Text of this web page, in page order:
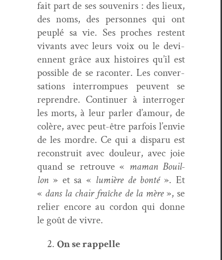
fait part de ses sou­venirs : des lieux,
des noms, des per­son­nes qui ont
peu­plé sa vie. Ses proches restent
vivants avec leurs voix ou le devi­
en­nent grâce aux his­toires qu’il est
pos­si­ble de se racon­ter. Les con­ver­
sa­tions inter­rompues peu­vent se
repren­dre. Con­tin­uer à inter­roger
les morts, à leur par­ler d’amour, de
colère, avec peut-être par­fois l’envie
de les mor­dre. Ce qui a dis­paru est
recon­stru­it avec douleur, avec joie
quand se retrou­ve « maman Bouil­
lon» et sa « lumière de bon­té». Et
« dans la chair fraîche de la mère», se
reli­er encore au cor­don qui donne
le goût de vivre.
On se rappelle